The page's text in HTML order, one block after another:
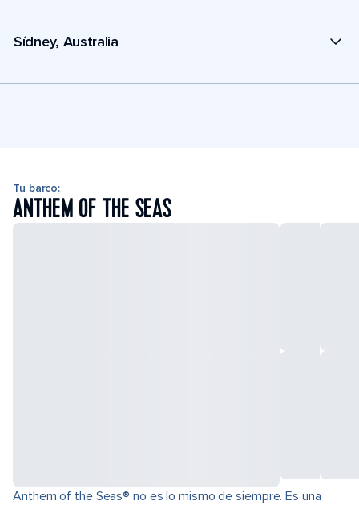
Sídney, Australia
Tu barco:
ANTHEM OF THE SEAS
Anthem of the Seas® no es lo mismo de siempre. Es una